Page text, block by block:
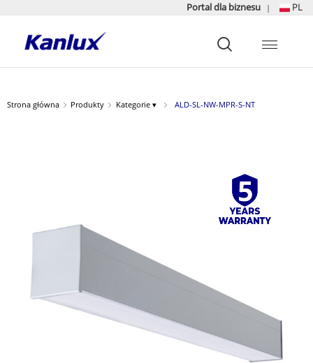
Portal dla biznesu | PL
główna
Strona główna Produkty Kategorie ▾ ALD-SL-NW-MPR-S-NT